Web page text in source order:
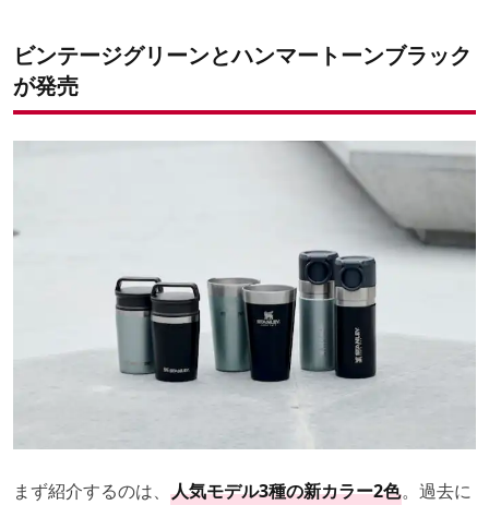
ビンテージグリーンとハンマートーンブラック
が発売
まず紹介するのは、 人気モデル3種の新カラー2色。過去に